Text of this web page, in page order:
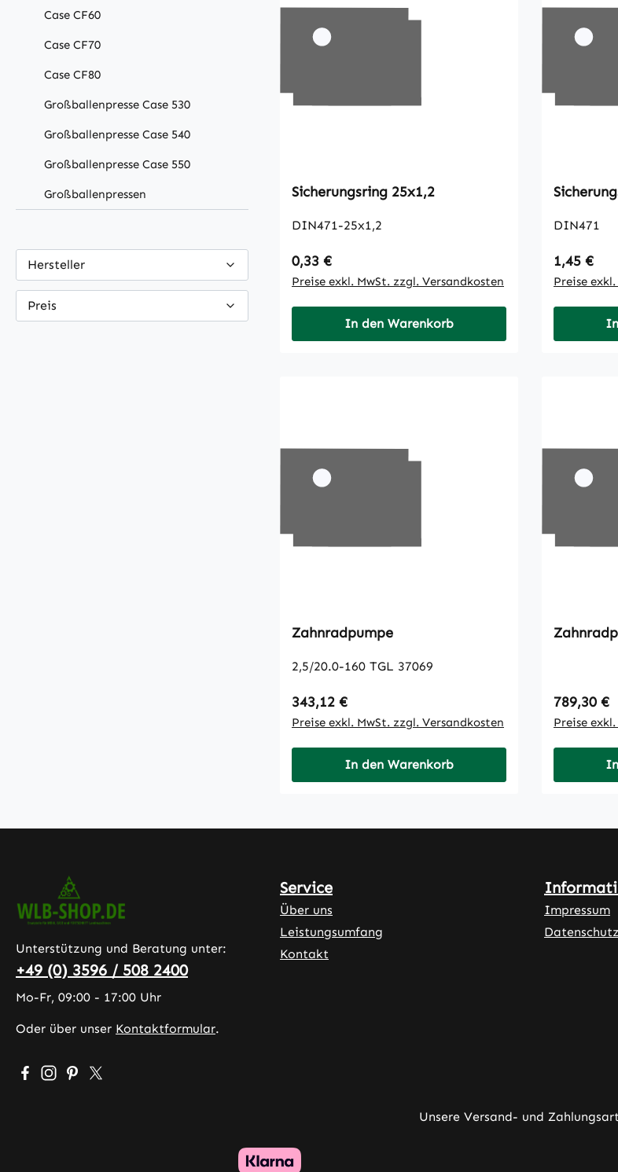
Case CF60
Case CF70
Case CF80
Großballenpresse Case 530
Großballenpresse Case 540
Großballenpresse Case 550
Großballenpressen
Hersteller
Preis
Sicherungsring 25x1,2
DIN471-25x1,2
Regulärer Preis:
0,33 €
Preise exkl. MwSt. zzgl. Versandkosten
In den Warenkorb
DIN471
Regulärer
1,45 €
Preise
Zahnradpumpe
2,5/20.0-160 TGL 37069
Regulärer Preis:
343,12 €
Preise exkl. MwSt. zzgl. Versandkosten
In den Warenkorb
Regulärer
789,30 €
Preise
Unterstützung und Beratung unter:
+49 (0) 3596 / 508 2400
Mo-Fr, 09:00 - 17:00 Uhr
Oder über unser Kontaktformular.
Besuche uns auf Facebook – öffnet in neuem Tab (externer Link)
Schau auf Instagram vorbei – öffnet in neuem Tab (externer Link)
Lass dich auf Pinterest inspirieren – öffnet in neuem Tab (externer Link)
Folge uns auf X – öffnet in neuem Tab (externer Link)
Service
Über uns
Leistungsumfang
Kontakt
Impressum
Datenschutz
Unsere Versand- und